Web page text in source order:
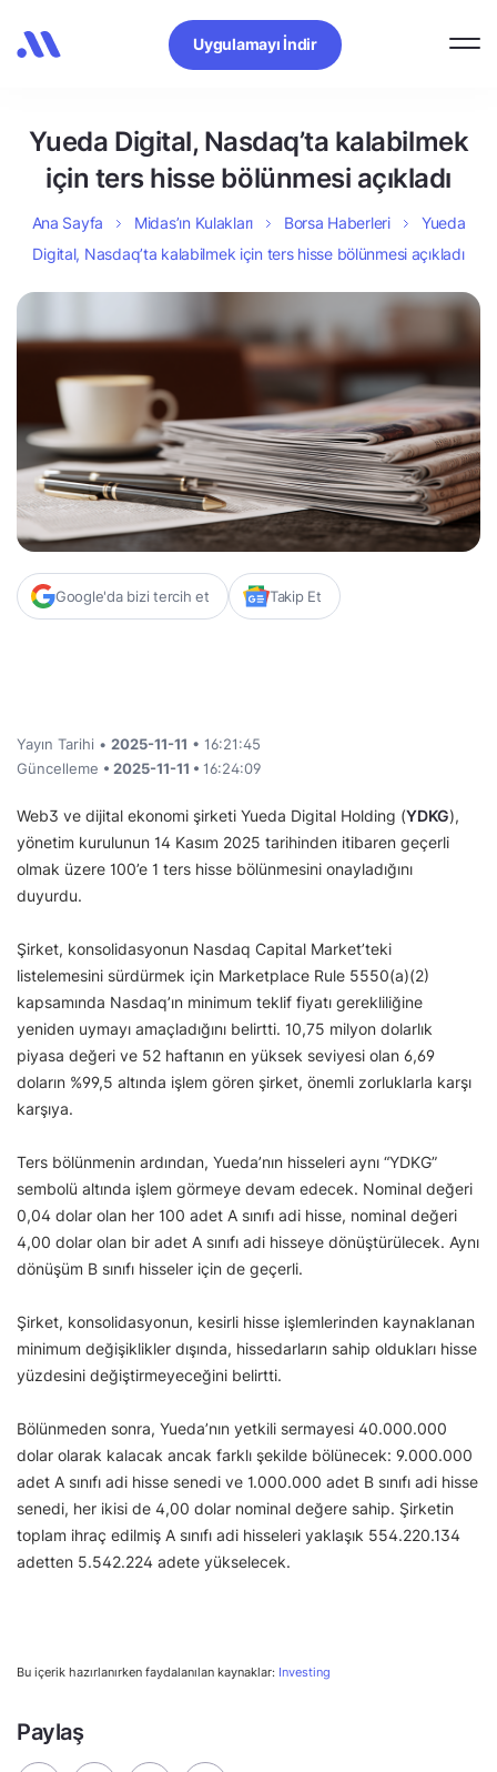
Uygulamayı İndir
Yueda Digital, Nasdaq’ta kalabilmek
için ters hisse bölünmesi açıkladı
Ana Sayfa Midas’ın Kulakları Borsa Haberleri
Yueda
Digital, Nasdaq’ta kalabilmek için ters hisse bölünmesi açıkladı
Google'da bizi tercih et Takip Et
Yayın Tarihi • 2025-11-11 • 16:21:45
Güncelleme • 2025-11-11 • 16:24:09
Web3 ve dijital ekonomi şirketi Yueda Digital Holding (YDKG),
yönetim kurulunun 14 Kasım 2025 tarihinden itibaren geçerli
olmak üzere 100’e 1 ters hisse bölünmesini onayladığını
duyurdu.
Şirket, konsolidasyonun Nasdaq Capital Market’teki
listelemesini sürdürmek için Marketplace Rule 5550(a)(2)
kapsamında Nasdaq’ın minimum teklif fiyatı gerekliliğine
yeniden uymayı amaçladığını belirtti. 10,75 milyon dolarlık
piyasa değeri ve 52 haftanın en yüksek seviyesi olan 6,69
doların %99,5 altında işlem gören şirket, önemli zorluklarla karşı
karşıya.
Ters bölünmenin ardından, Yueda’nın hisseleri aynı “YDKG”
sembolü altında işlem görmeye devam edecek. Nominal değeri
0,04 dolar olan her 100 adet A sınıfı adi hisse, nominal değeri
4,00 dolar olan bir adet A sınıfı adi hisseye dönüştürülecek. Aynı
dönüşüm B sınıfı hisseler için de geçerli.
Şirket, konsolidasyonun, kesirli hisse işlemlerinden kaynaklanan
minimum değişiklikler dışında, hissedarların sahip oldukları hisse
yüzdesini değiştirmeyeceğini belirtti.
Bölünmeden sonra, Yueda’nın yetkili sermayesi 40.000.000
dolar olarak kalacak ancak farklı şekilde bölünecek: 9.000.000
adet A sınıfı adi hisse senedi ve 1.000.000 adet B sınıfı adi hisse
senedi, her ikisi de 4,00 dolar nominal değere sahip. Şirketin
toplam ihraç edilmiş A sınıfı adi hisseleri yaklaşık 554.220.134
adetten 5.542.224 adete yükselecek.
Bu içerik hazırlanırken faydalanılan kaynaklar: Investing
Paylaş